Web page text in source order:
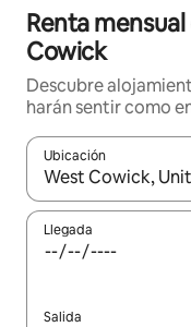
Renta
Cowick
Descubre
harán sentir como
Ubicación
Cuando los
Llegada
Salida